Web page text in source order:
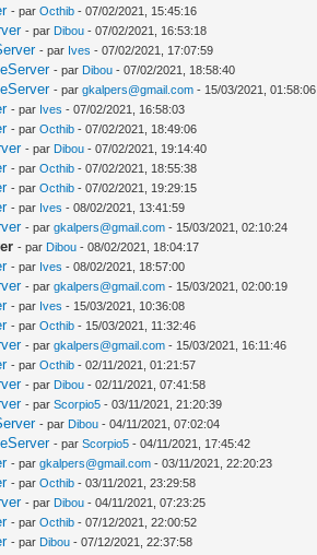
- parOcthib - 07/02/2021, 15:45:16
- par Dibou - 07/02/2021, 16:53:18
- par Ives - 07/02/2021, 17:07:59
- par Dibou - 07/02/2021, 18:58:40
- pargkalpers@gmail.com - 15/03/2021, 01:58:06
- par Ives - 07/02/2021, 16:58:03
- parOcthib - 07/02/2021, 18:49:06
- par Dibou - 07/02/2021, 19:14:40
- parOcthib - 07/02/2021, 18:55:38
- parOcthib - 07/02/2021, 19:29:15
- par Ives - 08/02/2021, 13:41:59
- pargkalpers@gmail.com - 15/03/2021, 02:10:24
- par Dibou - 08/02/2021, 18:04:17
- par Ives - 08/02/2021, 18:57:00
- pargkalpers@gmail.com - 15/03/2021, 02:00:19
- par Ives - 15/03/2021, 10:36:08
- parOcthib - 15/03/2021, 11:32:46
- pargkalpers@gmail.com - 15/03/2021, 16:11:46
- parOcthib - 02/11/2021, 01:21:57
- par Dibou - 02/11/2021, 07:41:58
- parScorpio5 - 03/11/2021, 21:20:39
- par Dibou - 04/11/2021, 07:02:04
- parScorpio5 - 04/11/2021, 17:45:42
- pargkalpers@gmail.com - 03/11/2021, 22:20:23
- parOcthib - 03/11/2021, 23:29:58
- par Dibou - 04/11/2021, 07:23:25
- parOcthib - 07/12/2021, 22:00:52
- par Dibou - 07/12/2021, 22:37:58